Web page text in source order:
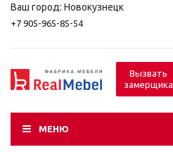
Ваш город: Новокузнецк
+7 905-965-85-54
Вызвать
замерщика
МЕНЮ